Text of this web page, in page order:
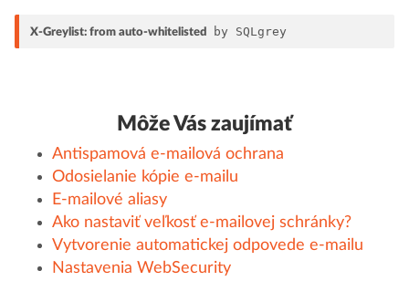
X-Greylist: from auto-whitelisted by SQLgrey
Môže Vás zaujímať
Antispamová e-mailová ochrana
Odosielanie kópie e-mailu
E-mailové aliasy
Ako nastaviť veľkosť e-mailovej schránky?
Vytvorenie automatickej odpovede e-mailu
Nastavenia WebSecurity